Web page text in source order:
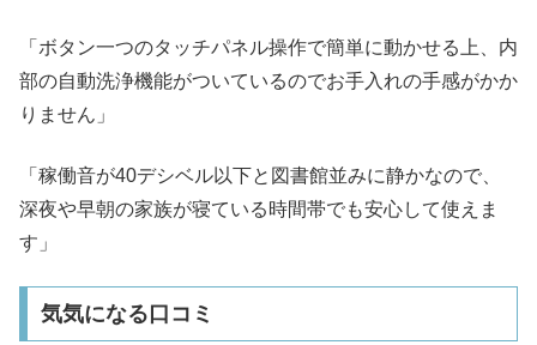
「ボタン一つのタッチパネル操作で簡単に動かせる上、内
部の自動洗浄機能がついているのでお手入れの手感がかか
りません」
「稼働音が40デシベル以下と図書館並みに静かなので、
深夜や早朝の家族が寝ている時間帯でも安心して使えま
す」
気気になる口コミ